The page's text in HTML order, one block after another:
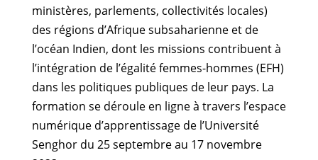
ministères, parlements, collectivités locales)
des régions d’Afrique subsaharienne et de
l’océan Indien, dont les missions contribuent à
l’intégration de l’égalité femmes-hommes (EFH)
dans les politiques publiques de leur pays. La
formation se déroule en ligne à travers l’espace
numérique d’apprentissage de l’Université
Senghor du 25 septembre au 17 novembre